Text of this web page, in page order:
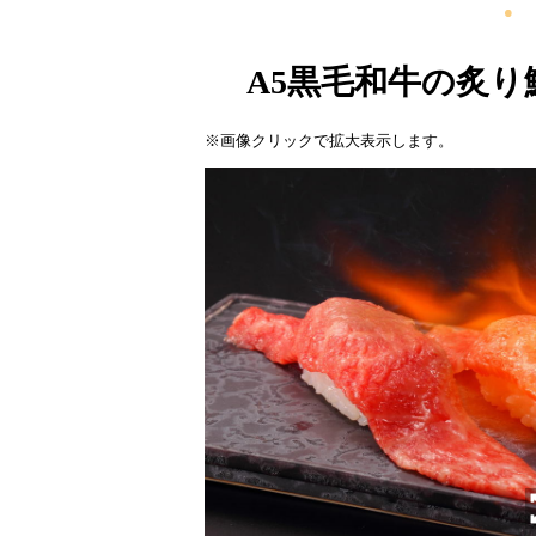
A5黒毛和牛の炙
※画像クリックで拡大表示します。